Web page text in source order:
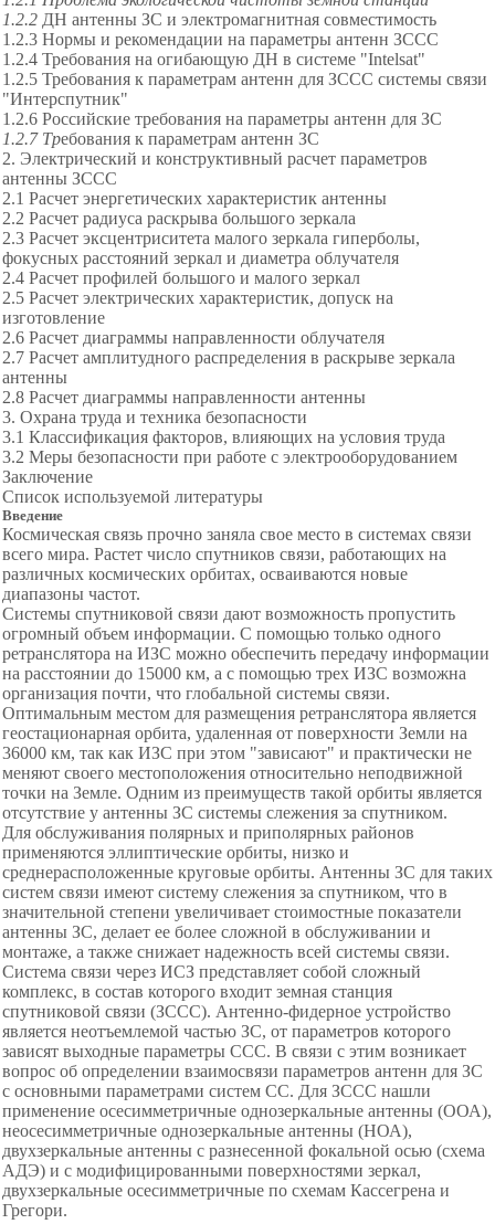
1.2.2 ДН антенны ЗС и электромагнитная совместимость
1.2.3 Нормы и рекомендации на параметры антенн ЗССС
1.2.4 Требования на огибающую ДН в системе "Intelsat"
1.2.5 Требования к параметрам антенн для ЗССС системы связи
"Интерспутник"
1.2.6 Российские требования на параметры антенн для ЗС
1.2.7 Требования к параметрам антенн ЗС
2. Электрический и конструктивный расчет параметров
антенны ЗССС
2.1 Расчет энергетических характеристик антенны
2.2 Расчет радиуса раскрыва большого зеркала
2.3 Расчет эксцентриситета малого зеркала гиперболы,
фокусных расстояний зеркал и диаметра облучателя
2.4 Расчет профилей большого и малого зеркал
2.5 Расчет электрических характеристик, допуск на
изготовление
2.6 Расчет диаграммы направленности облучателя
2.7 Расчет амплитудного распределения в раскрыве зеркала
антенны
2.8 Расчет диаграммы направленности антенны
3. Охрана труда и техника безопасности
3.1 Классификация факторов, влияющих на условия труда
3.2 Меры безопасности при работе с электрооборудованием
Заключение
Список используемой литературы
Введение
Космическая связь прочно заняла свое место в системах связи
всего мира. Растет число спутников связи, работающих на
различных космических орбитах, осваиваются новые
диапазоны частот.
Системы спутниковой связи дают возможность пропустить
огромный объем информации. С помощью только одного
ретранслятора на ИЗС можно обеспечить передачу информации
на расстоянии до 15000 км, а с помощью трех ИЗС возможна
организация почти, что глобальной системы связи.
Оптимальным местом для размещения ретранслятора является
геостационарная орбита, удаленная от поверхности Земли на
36000 км, так как ИЗС при этом "зависают" и практически не
меняют своего местоположения относительно неподвижной
точки на Земле. Одним из преимуществ такой орбиты является
отсутствие у антенны ЗС системы слежения за спутником.
Для обслуживания полярных и приполярных районов
применяются эллиптические орбиты, низко и
среднерасположенные круговые орбиты. Антенны ЗС для таких
систем связи имеют систему слежения за спутником, что в
значительной степени увеличивает стоимостные показатели
антенны ЗС, делает ее более сложной в обслуживании и
монтаже, а также снижает надежность всей системы связи.
Система связи через ИСЗ представляет собой сложный
комплекс, в состав которого входит земная станция
спутниковой связи (ЗССС). Антенно-фидерное устройство
является неотъемлемой частью ЗС, от параметров которого
зависят выходные параметры ССС. В связи с этим возникает
вопрос об определении взаимосвязи параметров антенн для ЗС
с основными параметрами систем СС. Для ЗССС нашли
применение осесимметричные однозеркальные антенны (ООА),
неосесимметричные однозеркальные антенны (НОА),
двухзеркальные антенны с разнесенной фокальной осью (схема
АДЭ) и с модифицированными поверхностями зеркал,
двухзеркальные осесимметричные по схемам Кассегрена и
Грегори.